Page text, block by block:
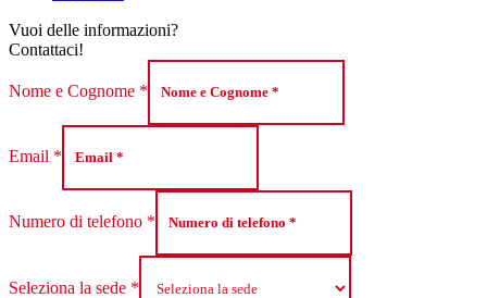
Vuoi delle informazioni?
Contattaci!
Nome e Cognome *
Email *
Numero di telefono *
Seleziona la sede *